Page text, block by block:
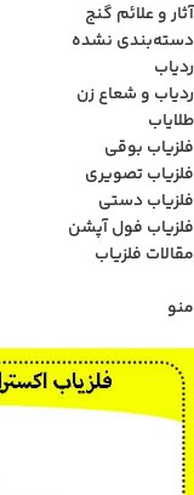
آثار و علائم گنج
دسته‌بندی نشده
ردیاب
ردیاب و شعاع زن
طلایاب
فلزیاب بوقی
فلزیاب تصویری
فلزیاب دستی
فلزیاب فول آپشن
مقالات فلزیاب
منو